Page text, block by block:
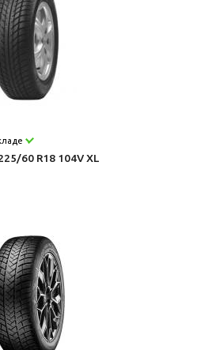
60 R18 104V XL